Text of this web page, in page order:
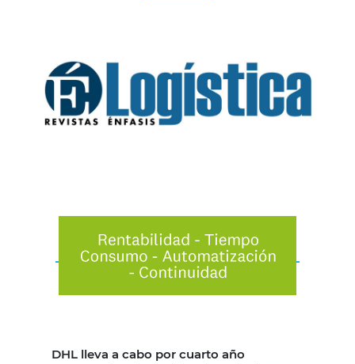
DHL lleva a cabo por cuarto año